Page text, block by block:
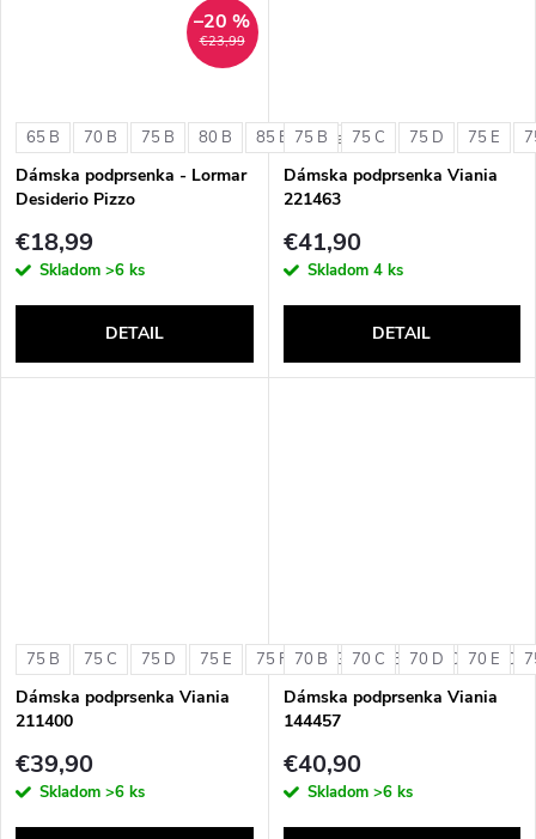
€23,99
–20 %
65 B 70 B 75 B 80 B 85 B + ďalšie
Dámska podprsenka - Lormar
Desiderio Pizzo
€18,99
Skladom >6 ks
DETAIL
75 B 75 C 75 D 75 E
Dámska podprsenka Viania
221463
€41,90
Skladom 4 ks
DETAIL
75 B 75 C 75 D 75 E 75 F 75 G 80 B 80 C 80 D
Dámska podprsenka Viania
211400
€39,90
Skladom >6 ks
70 B 70 C 70 D 70 E
Dámska podprsenka Viania
144457
€40,90
Skladom >6 ks